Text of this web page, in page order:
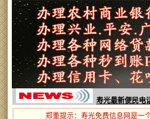
寿光最新便民电
郑重提示：寿光免费信息网是一